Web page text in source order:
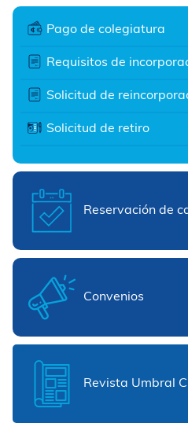
Pago de colegiatura
Requisitos de
Solicitud de
Solicitud de retiro
Reservación de
Convenios
Revista Umbral